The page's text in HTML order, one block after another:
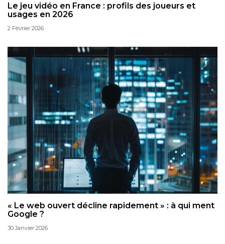
Le jeu vidéo en France : profils des joueurs et
usages en 2026
2 Février 2026
« Le web ouvert décline rapidement » : à qui ment
Google ?
30 Janvier 2026